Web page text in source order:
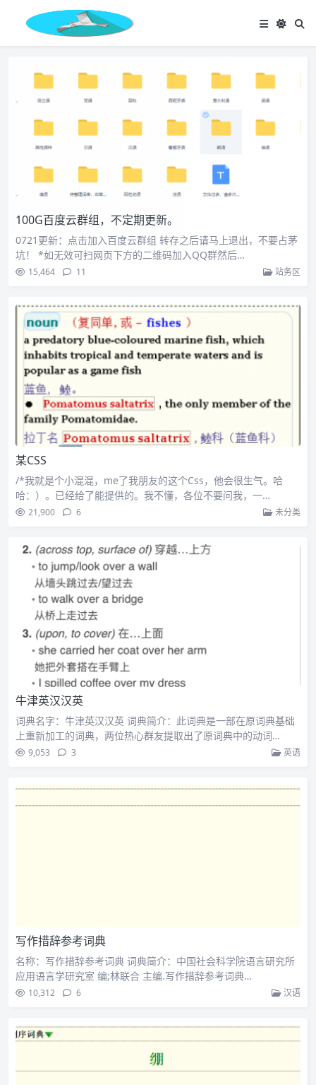
100G百度云群组，不定期更新。
0721更新：点击加入百度云群组 转存之后请马上退出，不要占茅
坑！ *如无效可扫网页下方的二维码加入QQ群然后…
15,464 11 站务区
某CSS
/*我就是个小混混，me了我朋友的这个Css，他会很生气。哈
哈：）。已经给了能提供的。我不懂，各位不要问我，一…
21,900 6 未分类
牛津英汉汉英
词典名字：牛津英汉汉英 词典简介：此词典是一部在原词典基础
上重新加工的词典，两位热心群友提取出了原词典中的动词…
9,053 3 英语
写作措辞参考词典
名称：写作措辞参考词典 词典简介：中国社会科学院语言研究所
应用语言学研究室 编;林联合 主编.写作措辞参考词典…
10,312 6 汉语